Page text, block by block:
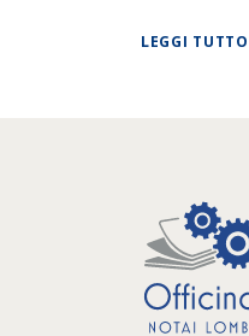
LEGGI TUTTO